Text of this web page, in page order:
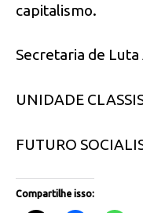
capitalismo.
Secretaria de
UNIDADE
FUTURO
Compartilhe isso: